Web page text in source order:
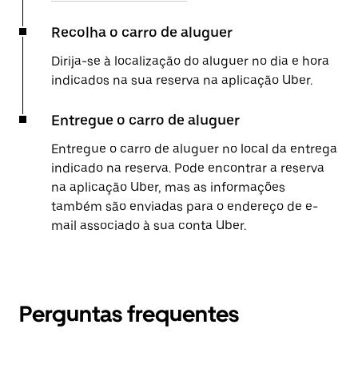
Recolha o carro de aluguer
Dirija-se à localização do aluguer no dia e hora
indicados na sua reserva na aplicação Uber.
Entregue o carro de aluguer
Entregue o carro de aluguer no local da entrega
indicado na reserva. Pode encontrar a reserva
na aplicação Uber, mas as informações
também são enviadas para o endereço de e-
mail associado à sua conta Uber.
Perguntas frequentes